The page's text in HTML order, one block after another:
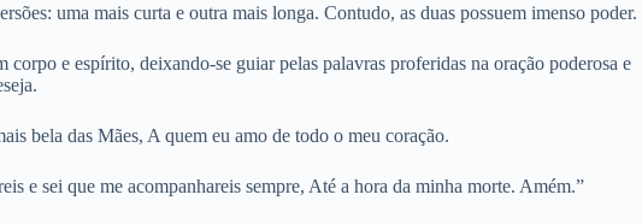
uma mais curta e outra mais longa. Contudo, as duas possuem imenso poder.
e espírito, deixando-se guiar pelas palavras proferidas na oração poderosa e
bela das Mães, A quem eu amo de todo o meu coração.
e sei que me acompanhareis sempre, Até a hora da minha morte. Amém.”